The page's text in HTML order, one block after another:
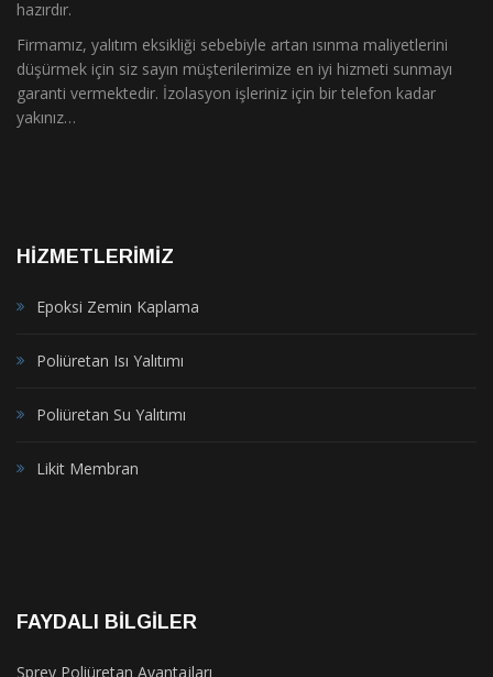
hazırdır.
Firmamız, yalıtım eksikliği sebebiyle artan ısınma maliyetlerini
düşürmek için siz sayın müşterilerimize en iyi hizmeti sunmayı
garanti vermektedir. İzolasyon işleriniz için bir telefon kadar
yakınız…
HIZMETLERIMIZ
Epoksi Zemin Kaplama
Poliüretan Isı Yalıtımı
Poliüretan Su Yalıtımı
Likit Membran
FAYDALI BILGILER
Sprey Poliüretan Avantajları